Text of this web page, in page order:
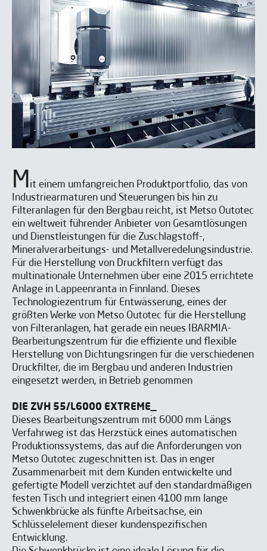
Mit einem umfangreichen Produktportfolio, das von
Industriearmaturen und Steuerungen bis hin zu
Filteranlagen für den Bergbau reicht, ist Metso Outotec
ein weltweit führender Anbieter von Gesamtlösungen
und Dienstleistungen für die Zuschlagstoff-,
Mineralverarbeitungs- und Metallveredelungsindustrie.
Für die Herstellung von Druckfiltern verfügt das
multinationale Unternehmen über eine 2015 errichtete
Anlage in Lappeenranta in Finnland. Dieses
Technologiezentrum für Entwässerung, eines der
größten Werke von Metso Outotec für die Herstellung
von Filteranlagen, hat gerade ein neues IBARMIA-
Bearbeitungszentrum für die effiziente und flexible
Herstellung von Dichtungsringen für die verschiedenen
Druckfilter, die im Bergbau und anderen Industrien
eingesetzt werden, in Betrieb genommen
DIE ZVH 55/L6000 EXTREME_
Dieses Bearbeitungszentrum mit 6000 mm Längs
Verfahrweg ist das Herzstück eines automatischen
Produktionssystems, das auf die Anforderungen von
Metso Outotec zugeschnitten ist. Das in enger
Zusammenarbeit mit dem Kunden entwickelte und
gefertigte Modell verzichtet auf den standardmäßigen
festen Tisch und integriert einen 4100 mm lange
Schwenkbrücke als fünfte Arbeitsachse, ein
Schlüsselelement dieser kundenspezifischen
Entwicklung.